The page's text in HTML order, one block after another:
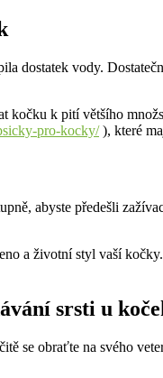
dostatek vody.
k pití většího
pro-kocky/), které
abyste předešli
a životní styl vaší
srsti u
se obraťte na svého